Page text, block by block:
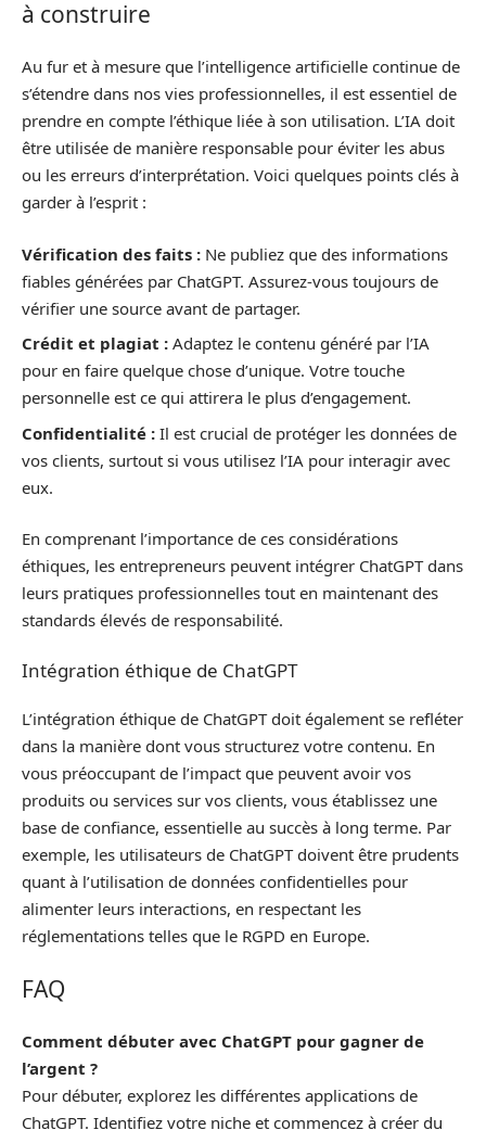
à construire
Au fur et à mesure que l’intelligence artificielle continue de
s’étendre dans nos vies professionnelles, il est essentiel de
prendre en compte l’éthique liée à son utilisation. L’IA doit
être utilisée de manière responsable pour éviter les abus
ou les erreurs d’interprétation. Voici quelques points clés à
garder à l’esprit :
Vérification des faits : Ne publiez que des informations
fiables générées par ChatGPT. Assurez-vous toujours de
vérifier une source avant de partager.
Crédit et plagiat : Adaptez le contenu généré par l’IA
pour en faire quelque chose d’unique. Votre touche
personnelle est ce qui attirera le plus d’engagement.
Confidentialité : Il est crucial de protéger les données de
vos clients, surtout si vous utilisez l’IA pour interagir avec
eux.
En comprenant l’importance de ces considérations
éthiques, les entrepreneurs peuvent intégrer ChatGPT dans
leurs pratiques professionnelles tout en maintenant des
standards élevés de responsabilité.
Intégration éthique de ChatGPT
L’intégration éthique de ChatGPT doit également se refléter
dans la manière dont vous structurez votre contenu. En
vous préoccupant de l’impact que peuvent avoir vos
produits ou services sur vos clients, vous établissez une
base de confiance, essentielle au succès à long terme. Par
exemple, les utilisateurs de ChatGPT doivent être prudents
quant à l’utilisation de données confidentielles pour
alimenter leurs interactions, en respectant les
réglementations telles que le RGPD en Europe.
FAQ
Comment débuter avec ChatGPT pour gagner de
l’argent ?
Pour débuter, explorez les différentes applications de
ChatGPT. Identifiez votre niche et commencez à créer du